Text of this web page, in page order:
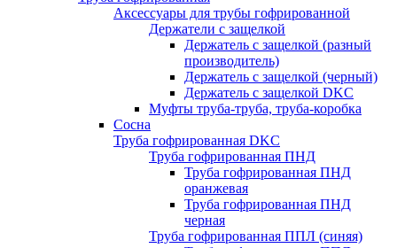
Аксессуары для трубы гофрированной
Держатели с защелкой
Держатель с защелкой (разный
производитель)
Держатель с защелкой (черный)
Держатель с защелкой DKC
Муфты труба-труба, труба-коробка
Сосна
Труба гофрированная DKC
Труба гофрированная ПНД
Труба гофрированная ПНД
оранжевая
Труба гофрированная ПНД
черная
Труба гофрированная ППЛ (синяя)